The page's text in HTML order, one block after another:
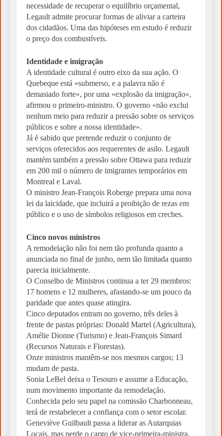
necessidade de recuperar o equilíbrio orçamental,
Legault admite procurar formas de aliviar a carteira
dos cidadãos. Uma das hipóteses em estudo é reduzir
o preço dos combustíveis.
Identidade e imigração
A identidade cultural é outro eixo da sua ação. O
Quebeque está «submerso, e a palavra não é
demasiado forte», por uma «explosão da imigração»,
afirmou o primeiro-ministro. O governo «não exclui
nenhum meio para reduzir a pressão sobre os serviços
públicos e sobre a nossa identidade».
Já é sabido que pretende reduzir o conjunto de
serviços oferecidos aos requerentes de asilo. Legault
mantém também a pressão sobre Ottawa para reduzir
em 200 mil o número de imigrantes temporários em
Montreal e Laval.
O ministro Jean-François Roberge prepara uma nova
lei da laicidade, que incluirá a proibição de rezas em
público e o uso de símbolos religiosos em creches.
Cinco novos ministros
A remodelação não foi nem tão profunda quanto a
anunciada no final de junho, nem tão limitada quanto
parecia inicialmente.
O Conselho de Ministros continua a ter 29 membros:
17 homens e 12 mulheres, afastando-se um pouco da
paridade que antes quase atingira.
Cinco deputados entram no governo, três deles à
frente de pastas próprias: Donald Martel (Agricultura),
Amélie Dionne (Turismo) e Jean-François Simard
(Recursos Naturais e Florestas).
Onze ministros mantêm-se nos mesmos cargos; 13
mudam de pasta.
Sonia LeBel deixa o Tesouro e assume a Educação,
num movimento importante da remodelação.
Conhecida pelo seu papel na comissão Charbonneau,
terá de restabelecer a confiança com o setor escolar.
Geneviève Guilbault passa a liderar as Autarquias
Locais, mas perde o cargo de vice-primeira-ministra,